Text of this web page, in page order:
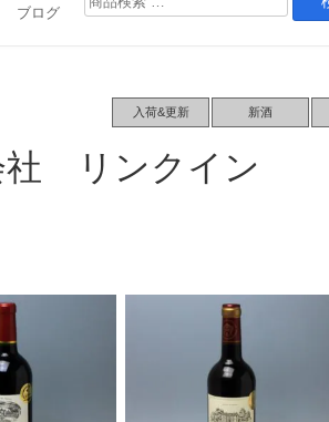
ブログ
索
入荷&更新 新酒
社 リンクイン